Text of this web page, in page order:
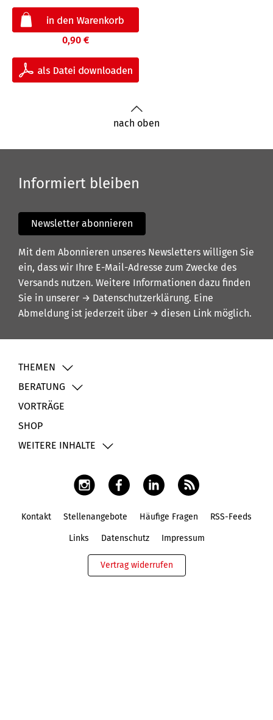
0,90 €
nach oben
Informiert bleiben
Newsletter abonnieren
Mit dem Abonnieren unseres Newsletters willigen Sie
ein, dass wir Ihre E-Mail-Adresse zum Zwecke des
Versands nutzen. Weitere Informationen dazu finden
Sie in unserer → Datenschutzerklärung. Eine
Abmeldung ist jederzeit über → diesen Link möglich.
THEMEN
BERATUNG
VORTRÄGE
SHOP
WEITERE INHALTE
Kontakt Stellenangebote Häufige Fragen RSS-Feeds
Links Datenschutz Impressum
Vertrag widerrufen